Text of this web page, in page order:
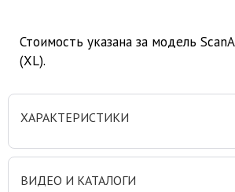
Стоимость указана за модель
(XL).
ХАРАКТЕРИСТИКИ
ВИДЕО И КАТАЛОГИ